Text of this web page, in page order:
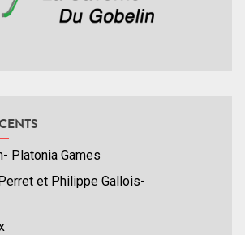
Platonia Games
et Philippe Gallois-